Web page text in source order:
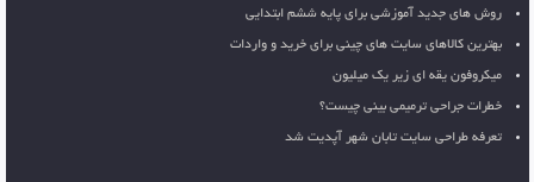
روش های جدید آموزشی برای پایه ششم ابتدایی
بهترین کالاهای سایت های چینی برای خرید و واردات
میکروفون یقه ای زیر یک میلیون
خطرات جراحی ترمیمی بینی چیست؟
تعرفه طراحی سایت تابان شهر آپدیت شد